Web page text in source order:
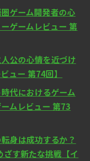
ゲーム開発者の心
ゲームレビュー 第
公の心情を近づけ
ュー 第74回】
代におけるゲーム
ムレビュー 第73
身は成功するか？
ざす新たな挑戦【イ